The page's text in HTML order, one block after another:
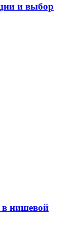
и выбор
в нишевой